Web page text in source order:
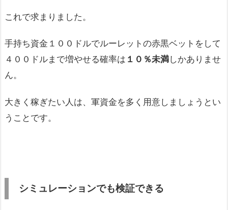
これで求まりました。
手持ち資金１００ドルでルーレットの赤黒ベットをして
４００ドルまで増やせる確率は １０％未満しかありませ
ん。
大きく稼ぎたい人は、軍資金を多く用意しましょうとい
うことです。
シミュレーションでも検証できる